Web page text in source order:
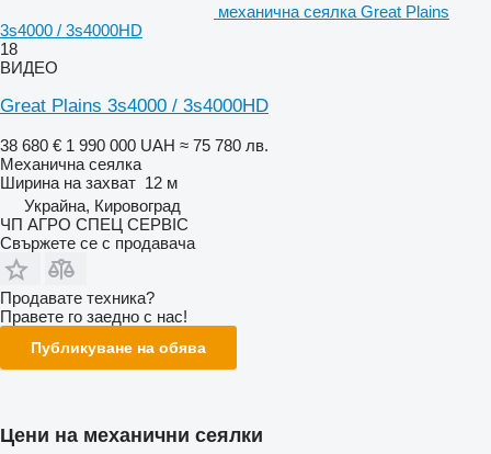
механична сеялка Great Plains
3s4000 / 3s4000HD
18
ВИДЕО
Great Plains 3s4000 / 3s4000HD
38 680 € 1 990 000 UAH ≈ 75 780 лв.
Механична сеялка
Ширина на захват 12 м
Украйна, Кировоград
ЧП АГРО СПЕЦ СЕРВІС
Свържете се с продавача
Продавате техника?
Правете го заедно с нас!
Публикуване на обява
Цени на механични сеялки